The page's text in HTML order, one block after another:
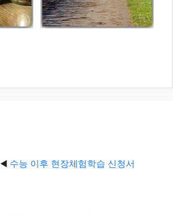
◀️ 수능 이후 현장체험학습 신청서